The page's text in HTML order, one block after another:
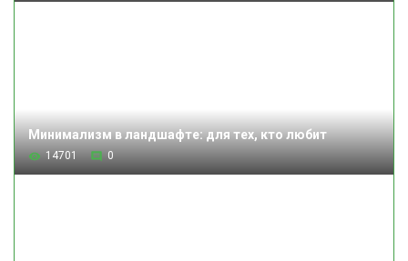
Минимализм в ландшафте: для тех, кто любит
14701 0